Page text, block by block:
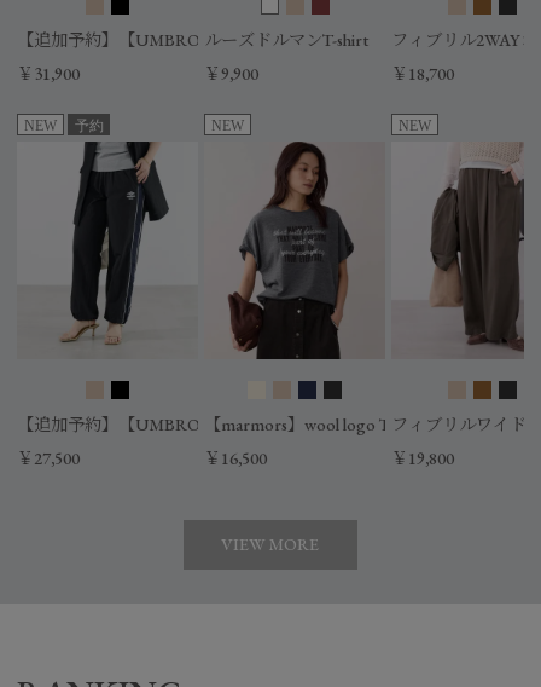
【追加予約】【UMBRO×MICA&DEAL】配色ナイロンブルゾン
￥31,900
NEW 予約
【追加予約】【UMBRO×MICA&DEAL】配色ナイロントラックパン
￥27,500
ルーズドルマンT-shirt
￥9,900
NEW
【marmors】wool logo T-shirt
￥16,500
フィブリル2WAY
￥18,700
NEW
フィブリルワイド
￥19,800
VIEW MORE